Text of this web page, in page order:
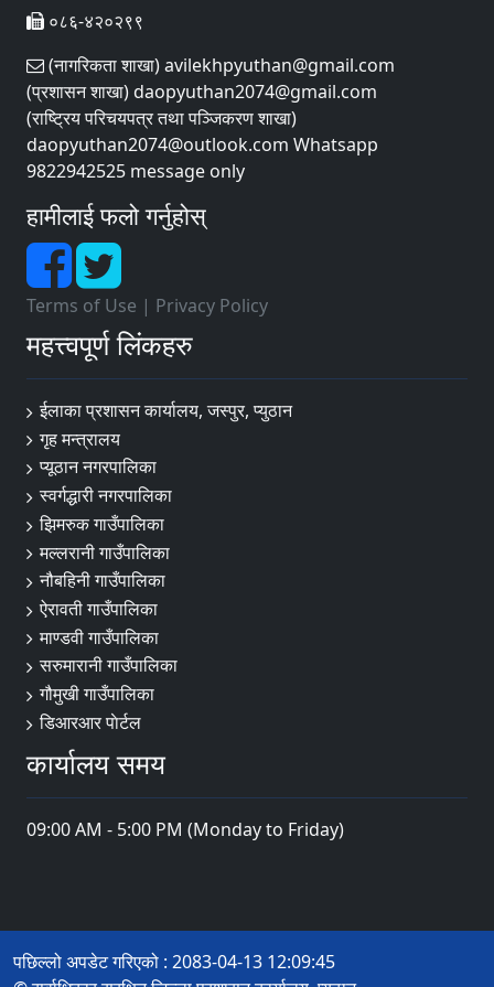
०८६-४२०२९९
(नागरिकता शाखा) avilekhpyuthan@gmail.com
(प्रशासन शाखा) daopyuthan2074@gmail.com
(राष्ट्रिय परिचयपत्र तथा पञ्‍जिकरण शाखा)
daopyuthan2074@outlook.com Whatsapp
9822942525 message only
हामीलाई फलो गर्नुहोस्
Terms of Use | Privacy Policy
महत्त्वपूर्ण लिंकहरु
ईलाका प्रशासन कार्यालय, जस्पुर, प्युठान
गृह मन्त्रालय
प्यूठान नगरपालिका
स्वर्गद्धारी नगरपालिका
झिमरुक गाउँपालिका
मल्लरानी गाउँपालिका
नौबहिनी गाउँपालिका
ऐरावती गाउँपालिका
माण्डवी गाउँपालिका
सरुमारानी गाउँपालिका
गौमुखी गाउँपालिका
डिआरआर पाेर्टल
कार्यालय समय
09:00 AM - 5:00 PM (Monday to Friday)
पछिल्लो अपडेट गरिएको : 2083-04-13 12:09:45